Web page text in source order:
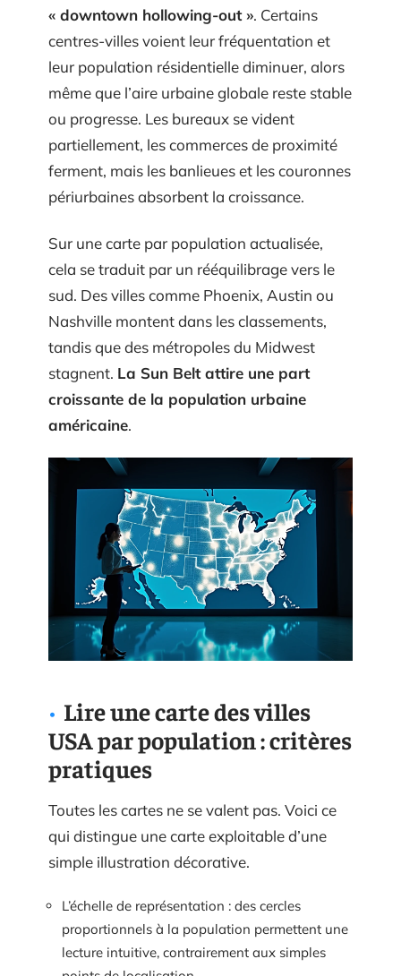
« downtown hollowing-out ». Certains
centres-villes voient leur fréquentation et
leur population résidentielle diminuer, alors
même que l’aire urbaine globale reste stable
ou progresse. Les bureaux se vident
partiellement, les commerces de proximité
ferment, mais les banlieues et les couronnes
périurbaines absorbent la croissance.
Sur une carte par population actualisée,
cela se traduit par un rééquilibrage vers le
sud. Des villes comme Phoenix, Austin ou
Nashville montent dans les classements,
tandis que des métropoles du Midwest
stagnent. La Sun Belt attire une part
croissante de la population urbaine
américaine.
Lire une carte des villes
USA par population : critères
pratiques
Toutes les cartes ne se valent pas. Voici ce
qui distingue une carte exploitable d’une
simple illustration décorative.
L’échelle de représentation : des cercles
proportionnels à la population permettent une
lecture intuitive, contrairement aux simples